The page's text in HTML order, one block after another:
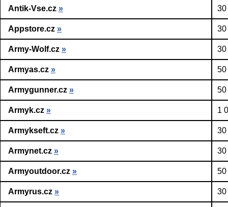
Antik-Vse.cz » 30
Appstore.cz » 30
Army-Wolf.cz » 30
Armyas.cz » 50
Armygunner.cz » 50
Armyk.cz » 1
Armykseft.cz » 30
Armynet.cz » 30
Armyoutdoor.cz » 50
Armyrus.cz » 30